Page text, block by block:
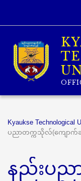
Kyaukse Technological
ပညာတက္ကသိုလ်(ကျောက်
နည်းပည